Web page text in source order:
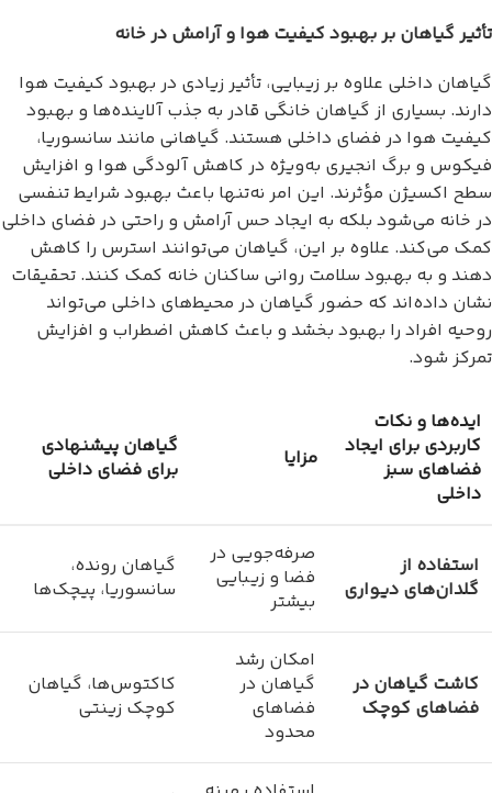
تأثیر گیاهان بر بهبود کیفیت هوا و آرامش در خانه
گیاهان داخلی علاوه بر زیبایی، تأثیر زیادی در بهبود کیفیت هوا
دارند. بسیاری از گیاهان خانگی قادر به جذب آلاینده‌ها و بهبود
کیفیت هوا در فضای داخلی هستند. گیاهانی مانند سانسوریا،
فیکوس و برگ انجیری به‌ویژه در کاهش آلودگی هوا و افزایش
سطح اکسیژن مؤثرند. این امر نه‌تنها باعث بهبود شرایط تنفسی
در خانه می‌شود بلکه به ایجاد حس آرامش و راحتی در فضای داخلی
کمک می‌کند. علاوه بر این، گیاهان می‌توانند استرس را کاهش
دهند و به بهبود سلامت روانی ساکنان خانه کمک کنند. تحقیقات
نشان داده‌اند که حضور گیاهان در محیط‌های داخلی می‌تواند
روحیه افراد را بهبود بخشد و باعث کاهش اضطراب و افزایش
تمرکز شود.
ایده‌ها و نکات
کاربردی برای ایجاد
فضاهای سبز
داخلی
مزایا
گیاهان پیشنهادی
برای فضای داخلی
استفاده از
گلدان‌های دیواری
صرفه‌جویی در
فضا و زیبایی
بیشتر
گیاهان رونده،
سانسوریا، پیچک‌ها
کاشت گیاهان در
فضاهای کوچک
امکان رشد
گیاهان در
فضاهای
محدود
کاکتوس‌ها، گیاهان
کوچک زینتی